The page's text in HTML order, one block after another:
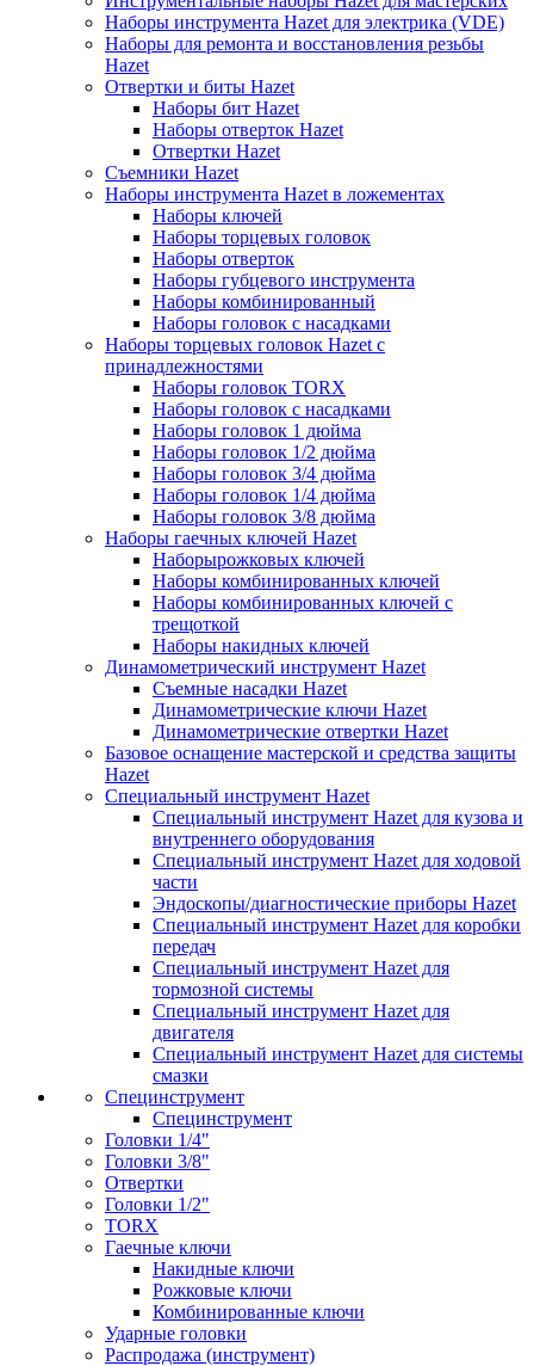
Наборы инструмента Hazet для электрика (VDE)
Наборы для ремонта и восстановления резьбы
Hazet
Отвертки и биты Hazet
Наборы бит Hazet
Наборы отверток Hazet
Отвертки Hazet
Съемники Hazet
Наборы инструмента Hazet в ложементах
Наборы ключей
Наборы торцевых головок
Наборы отверток
Наборы губцевого инструмента
Наборы комбинированный
Наборы головок с насадками
Наборы торцевых головок Hazet с
принадлежностями
Наборы головок TORX
Наборы головок с насадками
Наборы головок 1 дюйма
Наборы головок 1/2 дюйма
Наборы головок 3/4 дюйма
Наборы головок 1/4 дюйма
Наборы головок 3/8 дюйма
Наборы гаечных ключей Hazet
Наборырожковых ключей
Наборы комбинированных ключей
Наборы комбинированных ключей с
трещоткой
Наборы накидных ключей
Динамометрический инструмент Hazet
Съемные насадки Hazet
Динамометрические ключи Hazet
Динамометрические отвертки Hazet
Базовое оснащение мастерской и средства защиты
Hazet
Специальный инструмент Hazet
Специальный инструмент Hazet для кузова и
внутреннего оборудования
Специальный инструмент Hazet для ходовой
части
Эндоскопы/диагностические приборы Hazet
Специальный инструмент Hazet для коробки
передач
Специальный инструмент Hazet для
тормозной системы
Специальный инструмент Hazet для
двигателя
Специальный инструмент Hazet для системы
смазки
Специнструмент
Специнструмент
Головки 1/4"
Головки 3/8"
Отвертки
Головки 1/2"
TORX
Гаечные ключи
Накидные ключи
Рожковые ключи
Комбинированные ключи
Ударные головки
Распродажа (инструмент)